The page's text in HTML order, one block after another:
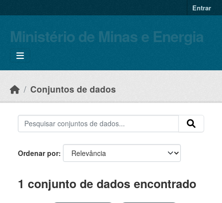
Entrar
Ministério de Minas e Energia
Conjuntos de dados
Ordenar por
1 conjunto de dados encontrado